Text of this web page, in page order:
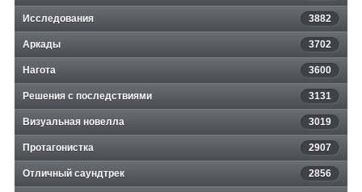
Исследования 3882
Аркады 3702
Нагота 3600
Решения с последствиями 3131
Визуальная новелла 3019
Протагонистка 2907
Отличный саундтрек 2856